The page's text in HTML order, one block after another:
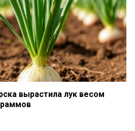
вырастила лук весом